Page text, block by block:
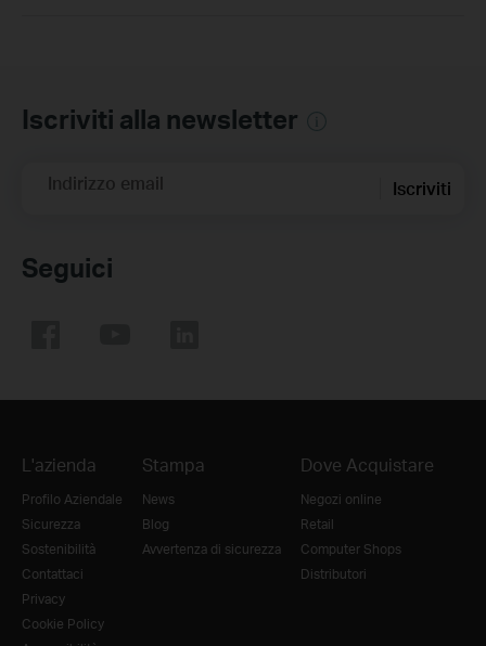
Iscriviti alla newsletter
Indirizzo email Iscriviti
Seguici
L'azienda
Profilo Aziendale
Sicurezza
Sostenibilità
Contattaci
Privacy
Cookie Policy
Stampa
News
Blog
Avvertenza di sicurezza
Dove Acquistare
Negozi online
Retail
Computer Shops
Distributori